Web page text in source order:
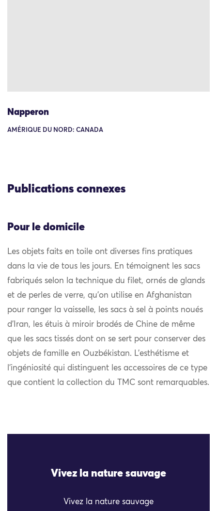
Napperon
AMÉRIQUE DU NORD: CANADA
Publications connexes
Pour le domicile
Les objets faits en toile ont diverses fins pratiques
dans la vie de tous les jours. En témoignent les sacs
fabriqués selon la technique du filet, ornés de glands
et de perles de verre, qu’on utilise en Afghanistan
pour ranger la vaisselle, les sacs à sel à points noués
d’Iran, les étuis à miroir brodés de Chine de même
que les sacs tissés dont on se sert pour conserver des
objets de famille en Ouzbékistan. L’esthétisme et
l’ingéniosité qui distinguent les accessoires de ce type
que contient la collection du TMC sont remarquables.
Vivez la nature sauvage
Vivez la nature sauvage